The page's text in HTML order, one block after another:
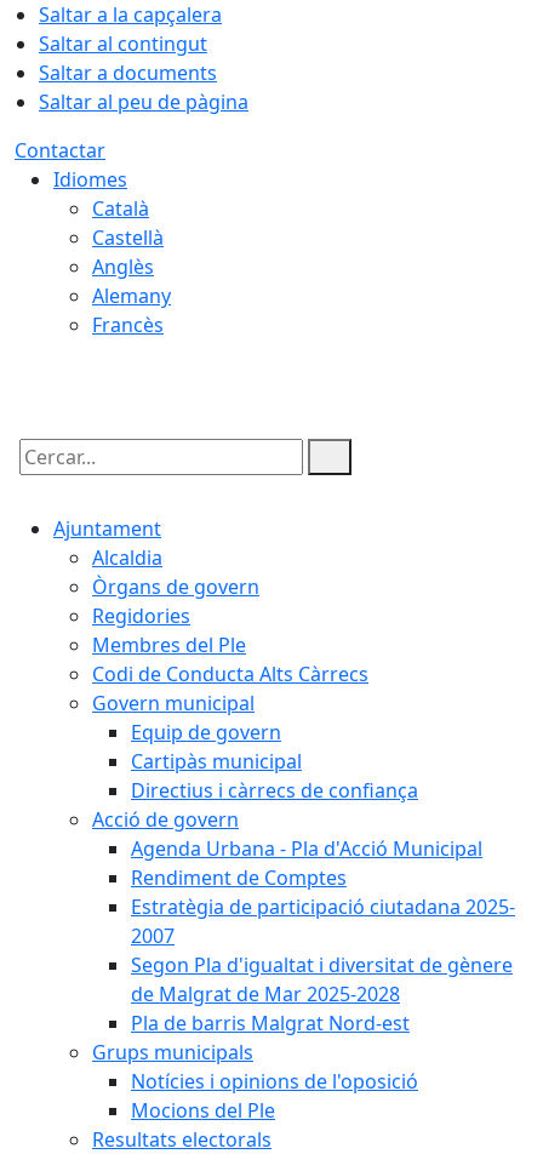
Saltar a la capçalera
Saltar al contingut
Saltar a documents
Saltar al peu de pàgina
Contactar
Idiomes
Català
Castellà
Anglès
Alemany
Francès
Cercar:
Ajuntament
Alcaldia
Òrgans de govern
Regidories
Membres del Ple
Codi de Conducta Alts Càrrecs
Govern municipal
Equip de govern
Cartipàs municipal
Directius i càrrecs de confiança
Acció de govern
Agenda Urbana - Pla d'Acció Municipal
Rendiment de Comptes
Estratègia de participació ciutadana 2025-
2007
Segon Pla d'igualtat i diversitat de gènere
de Malgrat de Mar 2025-2028
Pla de barris Malgrat Nord-est
Grups municipals
Notícies i opinions de l'oposició
Mocions del Ple
Resultats electorals